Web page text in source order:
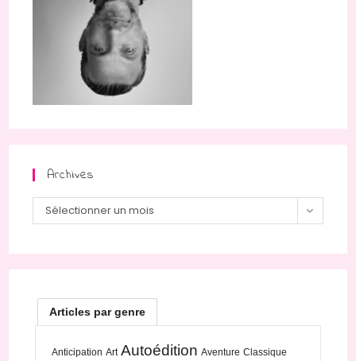
Archives
Archives
Sélectionner un mois
Articles par genre
Anticipation Art Autoédition Aventure Classique